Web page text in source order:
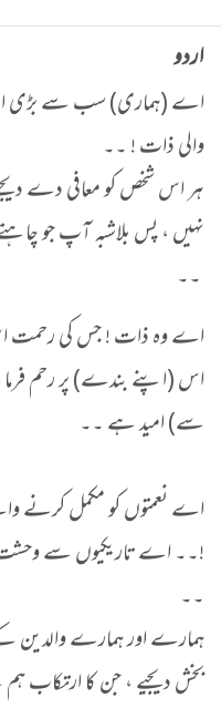
اردو
اے (ہماری) سب سے بڑی
والی ذات ! ۔۔
ہر اس شخص کو معافی دے
نہیں ، پس بلاشبہ آپ جو
۔۔
اے وہ ذات ! جس کی
اس (اپنے بندے) پر رحم
سے) امید ہے ۔۔
اے نعمتوں کو مکمل کرنے
!۔۔ اے تاریکیوں سے
۔۔
ہمارے اور ہمارے والدین
بخش دیجیے ، جن کا ارتکاب